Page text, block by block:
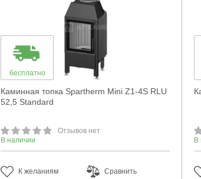
бесплатно
Каминная топка Spartherm Mini Z1-4S RLU
52,5 Standard
Отзывов нет
В наличии
К желаниям Сравнить
В